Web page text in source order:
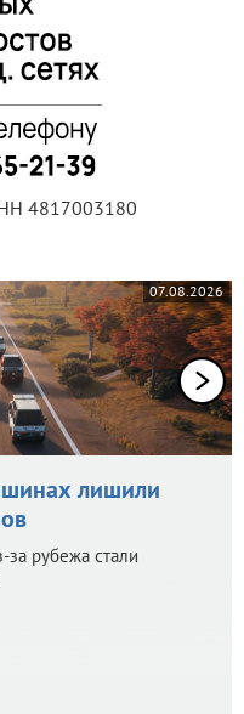
4817003180
07.08.2026
лишили
рубежа стали